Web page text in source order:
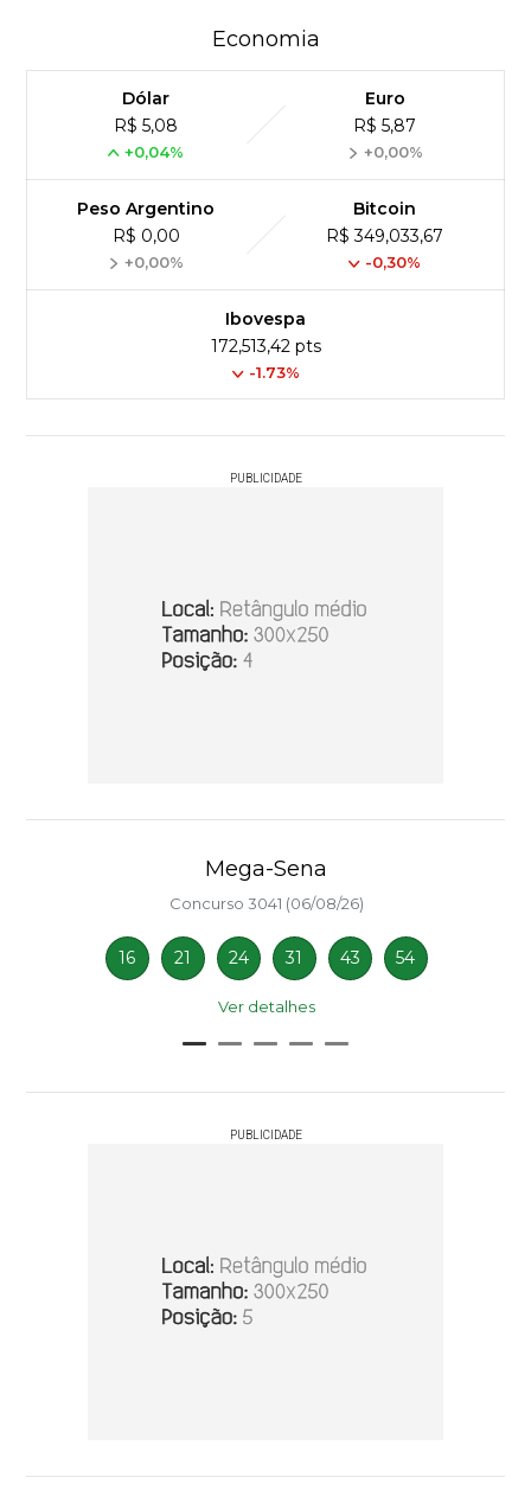
Economia
Dólar
R$ 5,08
+0,04%
Euro
R$ 5,87
+0,00%
Peso Argentino
R$ 0,00
+0,00%
Bitcoin
R$ 349,033,67
-0,30%
Ibovespa
172,513,42 pts
-1.73%
PUBLICIDADE
Mega-Sena
Concurso 3041 (06/08/26)
16 21 24 31 43 54
Ver detalhes
PUBLICIDADE